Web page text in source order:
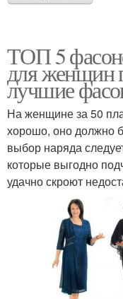
ТОП 5
для женщин
лучшие
На женщине за 50
хорошо, оно должно
выбор наряда
которые выгодно
удачно скроют